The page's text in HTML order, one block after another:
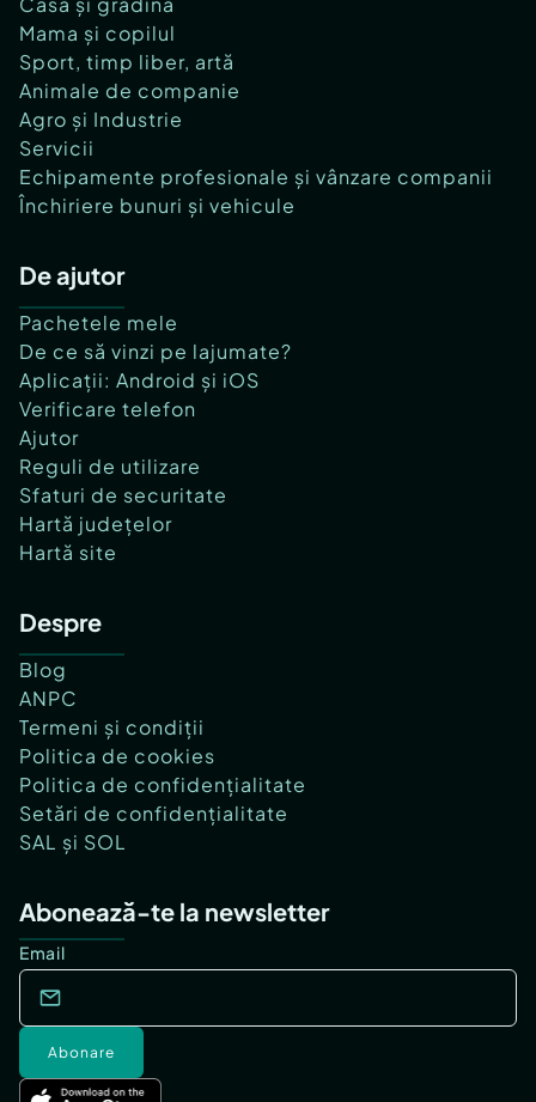
Mama și copilul
Sport, timp liber, artă
Animale de companie
Agro și Industrie
Servicii
Echipamente profesionale și vânzare companii
Închiriere bunuri și vehicule
De ajutor
Pachetele mele
De ce să vinzi pe lajumate?
Aplicații: Android și iOS
Verificare telefon
Ajutor
Reguli de utilizare
Sfaturi de securitate
Hartă județelor
Hartă site
Despre
Blog
ANPC
Termeni și condiții
Politica de cookies
Politica de confidențialitate
Setări de confidențialitate
SAL și SOL
Abonează-te la newsletter
Email
Abonare